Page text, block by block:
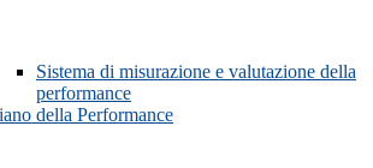
Sistema di misurazione e valutazione della
performance
della Performance